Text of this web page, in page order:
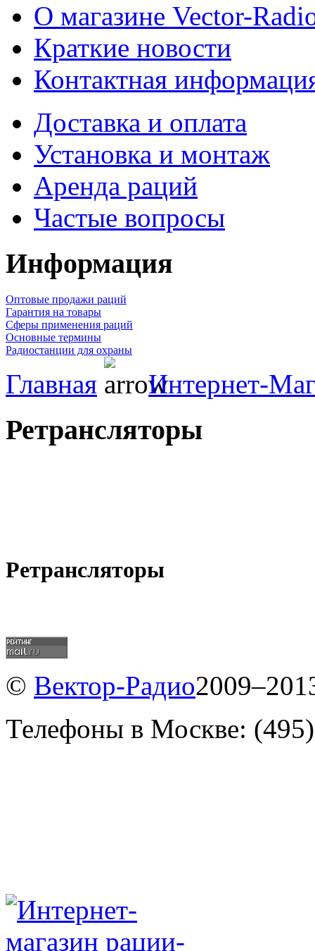
О магазине Vector-
Краткие новости
Контактная
Доставка и оплата
Установка и монтаж
Аренда раций
Частые вопросы
Информация
Оптовые продажи раций
Гарантия на товары
Сферы применения раций
Основные термины
Радиостанции для охраны
Главная Интернет-
Ретрансляторы
Ретрансляторы
© Вектор-Радио
Телефоны в Москве: